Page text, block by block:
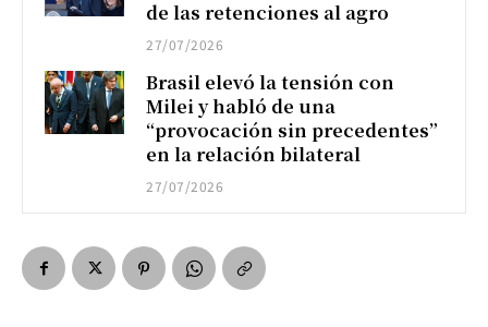
de las retenciones al agro
27/07/2026
Brasil elevó la tensión con
Milei y habló de una
“provocación sin precedentes”
en la relación bilateral
27/07/2026